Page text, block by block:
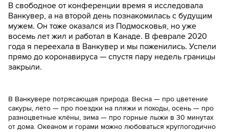
В свободное от конференции время я исследовала
Ванкувер, а на второй день познакомилась с будущим
мужем. Он тоже оказался из Подмосковья, но уже
восемь лет жил и работал в Канаде. В феврале 2020
года я переехала в Ванкувер и мы поженились. Успели
прямо до коронавируса — спустя пару недель границы
закрыли.
В Ванкувере потрясающая природа. Весна — про цветение
сакуры, лето — про поездки на пляжи и походы, осень — про
разноцветные клёны, зима — про горные лыжи в 30 минутах
от дома. Океаном и горами можно любоваться круглогодично